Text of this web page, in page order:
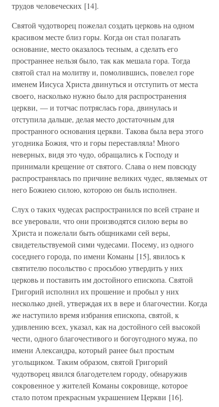
трудов человеческих [14].
Святой чудотворец пожелал создать церковь на одном
красивом месте близ горы. Когда он стал полагать
основание, место оказалось тесным, а сделать его
пространнее нельзя было, так как мешала гора. Тогда
святой стал на молитву и, помолившись, повелел горе
именем Иисуса Христа двинуться и отступить от места
своего, насколько нужно было для распространения
церкви, — и тотчас потряслась гора, двинулась и
отступила дальше, делая место достаточным для
пространного основания церкви. Такова была вера этого
угодника Божия, что и горы переставляла! Много
неверных, видя это чудо, обращались к Господу и
принимали крещение от святого. Слава о нем повсюду
распространялась по причине великих чудес, являемых от
него Божиею силою, которою он быль исполнен.
Слух о таких чудесах распространился по всей стране и
все уверовали, что они производятся силою веры во
Христа и пожелали быть общниками сей веры,
свидетельствуемой сими чудесами. Посему, из одного
соседнего города, по имени Команы [15], явилось к
святителю посольство с просьбою утвердить у них
церковь и поставить им достойного епископа. Святой
Григорий исполнил их прошение и пробыл у них
несколько дней, утверждая их в вере и благочестии. Когда
же наступило время избрания епископа, святой, к
удивлению всех, указал, как на достойного сей высокой
чести, одного благочестивого и богоугодного мужа, по
имени Александра, который ранее был простым
угольщиком. Таким образом, святой Григорий
чудотворец явился благодетелем городу, обнаружив
сокровенное у жителей Команы сокровище, которое
стало потом прекрасным украшением Церкви [16].